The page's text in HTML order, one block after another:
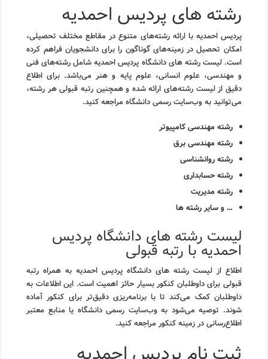
رشته های پردیس احمدیه
پردیس احمدیه با ارائه رشته‌های متنوع در مقاطع مختلف تحصیلی،
امکان تحصیل در زمینه‌های گوناگون را برای دانشجویان فراهم کرده
است. لیست رشته های دانشگاه پردیس احمدیه شامل رشته‌های فنی
و مهندسی، علوم انسانی، علوم پایه و هنر می‌باشد. برای اطلاع
دقیق از لیست رشته‌های ارائه شده و همچنین رتبه قبولی هر رشته،
می‌توانید به وب‌سایت رسمی دانشگاه مراجعه کنید.
رشته مهندسی کامپیوتر
رشته مهندسی برق
رشته روانشناسی
رشته حسابداری
رشته مدیریت
… و سایر رشته ها
لیست رشته های دانشگاه پردیس
احمدیه با رتبه قبولی
اطلاع از لیست رشته های دانشگاه پردیس احمدیه به همراه رتبه
قبولی برای داوطلبان کنکور بسیار حائز اهمیت است. این اطلاعات به
داوطلبان کمک می‌کند تا با برنامه‌ریزی دقیق‌تر برای کنکور آماده
شوند. توصیه می‌شود به وب‌سایت رسمی دانشگاه یا منابع معتبر
اطلاع‌رسانی در زمینه کنکور مراجعه کنید.